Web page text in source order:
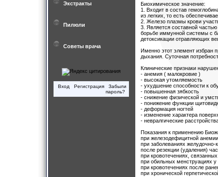
Экстракты
Пилюли
Советы врача
Вход Регистрация
Забыли
пароль?
Биохимическое значение:
1. Входит в состав
из легких, то есть
2. Железо плазмы крови
3. Является составной
борьбе иммунной системы с
детоксикации отравляющих
Именно этот элемент избран
дыхания. Суточная
Клинические признаки
- анемия ( малокровие )
- высокая утомляемость
- ухудшение способности к
- повышенная зябкость
- снижение физической и
- понижение функции
- деформация ногтей
- изменение характера
- невралгические
Показания к применению
при железодефицитной
при заболеваниях желудочно-
после резекции (удаления)
при кровотечениях,
при обильных менструациях
при кровотечениях после
при хронической